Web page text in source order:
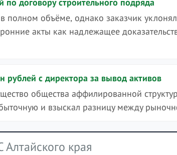
объёме, однако заказчик
акты как надлежащее
с директора за вывод активов
общества аффилированной
и взыскал разницу между
края